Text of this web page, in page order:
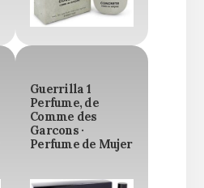
Guerrilla 1
Perfume, de
Comme des
Garcons ·
Perfume de Mujer